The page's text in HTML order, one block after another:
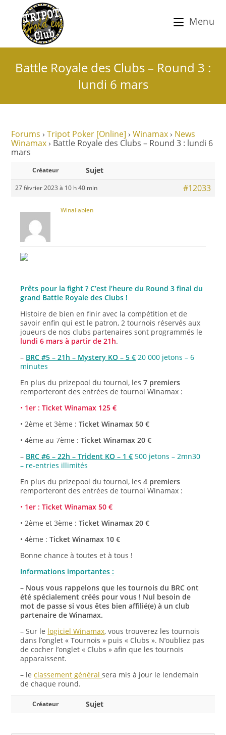
Menu
Battle Royale des Clubs – Round 3 :
lundi 6 mars
Forums › Tripot Poker [Online] › Winamax › News
Winamax › Battle Royale des Clubs – Round 3 : lundi 6
mars
Créateur Sujet
27 février 2023 à 10 h 40 min #12033
WinaFabien
Prêts pour la fight ? C’est l’heure du Round 3 final du
grand Battle Royale des Clubs !
Histoire de bien en finir avec la compétition et de
savoir enfin qui est le patron, 2 tournois réservés aux
joueurs de nos clubs partenaires sont programmés le
lundi 6 mars à partir de 21h.
– BRC #5 – 21h – Mystery KO – 5 € 20 000 jetons – 6
minutes
En plus du prizepool du tournoi, les7 premiers
remporteront des entrées de tournoi Winamax :
• 1er : Ticket Winamax 125 €
• 2ème et 3ème :Ticket Winamax 50 €
• 4ème au 7ème :Ticket Winamax 20 €
– BRC #6 – 22h – Trident KO – 1 € 500 jetons – 2mn30
– re-entries illimités
En plus du prizepool du tournoi, les4 premiers
remporteront des entrées de tournoi Winamax :
• 1er : Ticket Winamax 50 €
• 2ème et 3ème :Ticket Winamax 20 €
• 4ème :Ticket Winamax 10 €
Bonne chance à toutes et à tous !
Informations importantes :
– Nous vous rappelons que les tournois du BRC ont
été spécialement créés pour vous ! Nul besoin de
mot de passe si vous êtes bien affilié(e) à un club
partenaire de Winamax.
– Sur le logiciel Winamax, vous trouverez les tournois
dans l’onglet « Tournois » puis « Clubs ». N’oubliez pas
de cocher l’onglet « Clubs » afin que les tournois
apparaissent.
– leclassement généralsera mis à jour le lendemain
de chaque round.
Créateur Sujet